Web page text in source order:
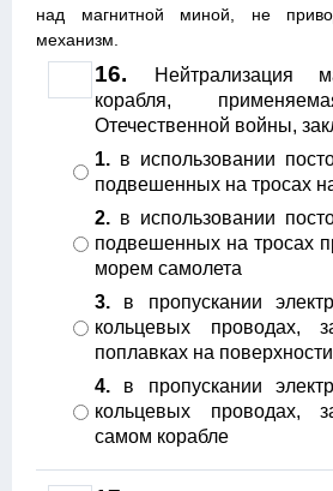
над магнитной миной, не
механизм.
16.
Нейтрализация
корабля,
Отечественной войны,
1. в использовании
подвешенных на тросах
2. в использовании
подвешенных на тросах
морем самолета
3. в пропускании
кольцевых проводах,
поплавках на
4. в пропускании
кольцевых проводах,
самом корабле